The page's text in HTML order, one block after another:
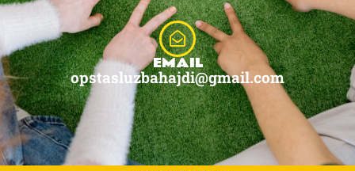
EMAIL
opstasluzbahajdi@gmail.com